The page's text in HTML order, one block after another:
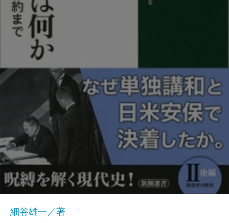
細谷雄一／著